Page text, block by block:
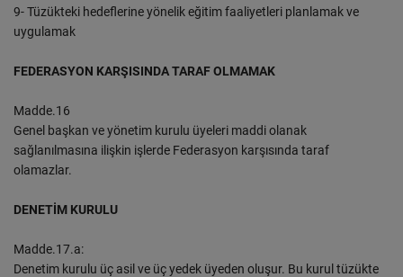
9- Tüzükteki hedeflerine yönelik eğitim faaliyetleri planlamak ve
uygulamak
FEDERASYON KARŞISINDA TARAF OLMAMAK
Madde.16
Genel başkan ve yönetim kurulu üyeleri maddi olanak
sağlanılmasına ilişkin işlerde Federasyon karşısında taraf
olamazlar.
DENETİM KURULU
Madde.17.a:
Denetim kurulu üç asil ve üç yedek üyeden oluşur. Bu kurul tüzükte